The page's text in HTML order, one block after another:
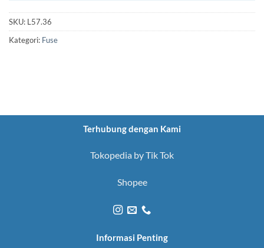
SKU: L57.36
Kategori: Fuse
Terhubung dengan Kami
Tokopedia by Tik Tok
Shopee
Informasi Penting